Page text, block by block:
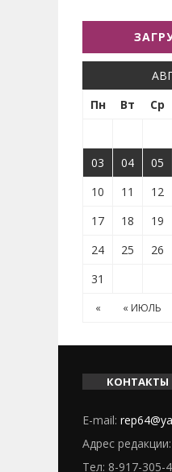
Пн
Вт Ср
03
04 05
10
11 12
17
18 19
24
25 26
31
« « ИЮЛЬ
КОНТАКТЫ
E-mail:
Адрес
Тел: 8-917-305-